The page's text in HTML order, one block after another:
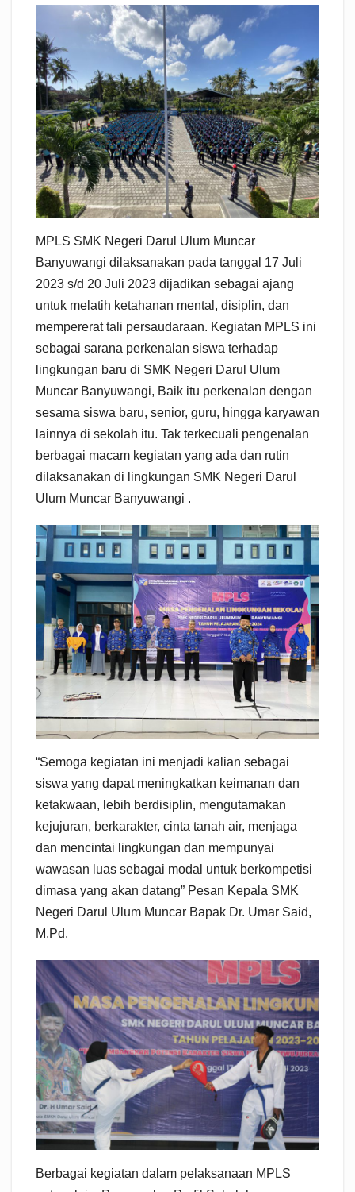
MPLS SMK Negeri Darul Ulum Muncar
Banyuwangi dilaksanakan pada tanggal 17 Juli
2023 s/d 20 Juli 2023 dijadikan sebagai ajang
untuk melatih ketahanan mental, disiplin, dan
mempererat tali persaudaraan. Kegiatan MPLS ini
sebagai sarana perkenalan siswa terhadap
lingkungan baru di SMK Negeri Darul Ulum
Muncar Banyuwangi, Baik itu perkenalan dengan
sesama siswa baru, senior, guru, hingga karyawan
lainnya di sekolah itu. Tak terkecuali pengenalan
berbagai macam kegiatan yang ada dan rutin
dilaksanakan di lingkungan SMK Negeri Darul
Ulum Muncar Banyuwangi .
“Semoga kegiatan ini menjadi kalian sebagai
siswa yang dapat meningkatkan keimanan dan
ketakwaan, lebih berdisiplin, mengutamakan
kejujuran, berkarakter, cinta tanah air, menjaga
dan mencintai lingkungan dan mempunyai
wawasan luas sebagai modal untuk berkompetisi
dimasa yang akan datang” Pesan Kepala SMK
Negeri Darul Ulum Muncar Bapak Dr. Umar Said,
M.Pd.
Berbagai kegiatan dalam pelaksanaan MPLS